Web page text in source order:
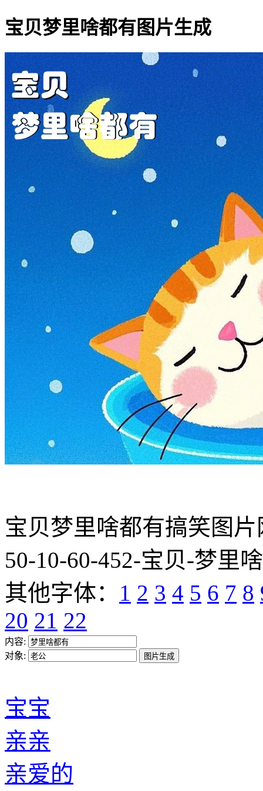
宝贝梦里啥都有图片生成
宝贝梦里啥都有搞笑图
50-10-60-452-宝贝-梦里
其他字体：
1 2 3 4 6 7 8
20 21 22
宝宝
亲亲
亲爱的
宝贝
乖乖
亲爱的
小心肝
心肝宝贝
达令
猪头
宝宝
傻子